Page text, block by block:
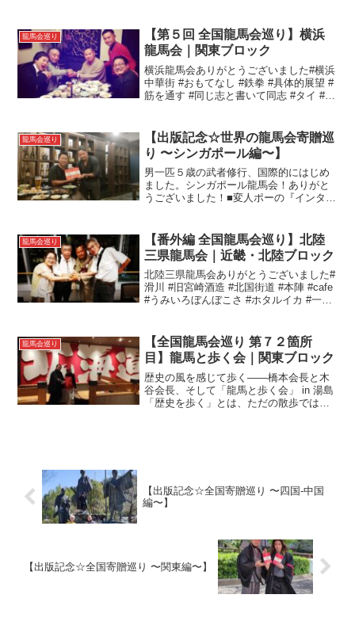
山龍馬会
龍馬会巡り
【第５回 全国龍馬会巡り】横浜
龍馬会｜関東ブロック
横浜龍馬会ありがとうございました#横浜
中華街 #おもてなし #鉄拳 #具体的展望 #
筋を通す #同じ志と書いて同志 #タイ #タ
龍馬会巡り
【出版記念☆世界の龍馬会寄贈巡
り 〜シンガポール編〜】
男一匹５歳の武者修行、国際的にはじめ
ました。シンガポール龍馬会！ありがと
うございました！■変人ポーの『インタビ
イサンズ #インフィニティプール #花火
...
龍馬会巡り
【番外編 全国龍馬会巡り】北陸
三県龍馬会｜近畿・北陸ブロック
北陸三県龍馬会ありがとうございました#
滑川 #旧宮崎酒造 #北国街道 #本陣 #cafe
#うみいろぼんぼこさ #ホタルイカ #一年
会#富山龍馬会
龍馬会巡り
【全国龍馬会巡り 第７２箇所
目】龍馬と歩く会｜関東ブロック
歴史の風を感じて歩く――橋本会長と木
谷会長、そして「龍馬と歩く会」 in 湯島
「歴史を歩く」とは、ただの散歩ではな
【出版記念☆全国寄贈巡り 〜四国-中国
編〜】
【出版記念☆全国寄贈巡り 〜関東編〜】